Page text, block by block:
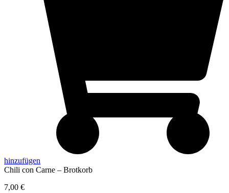
hinzufügen
Chili con Carne – Brotkorb
7,00 €